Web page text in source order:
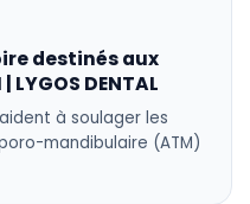
destinés aux
DENTAL
à soulager les
mandibulaire (ATM)